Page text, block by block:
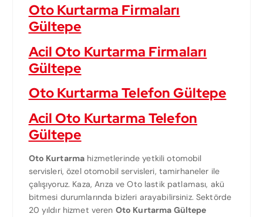
Oto Kurtarma Firmaları
Gültepe
Acil Oto Kurtarma Firmaları
Gültepe
Oto Kurtarma Telefon Gültepe
Acil Oto Kurtarma Telefon
Gültepe
Oto Kurtarma hizmetlerinde yetkili otomobil
servisleri, özel otomobil servisleri, tamirhaneler ile
çalışıyoruz. Kaza, Arıza ve Oto lastik patlaması, akü
bitmesi durumlarında bizleri arayabilirsiniz. Sektörde
20 yıldır hizmet veren Oto Kurtarma Gültepe